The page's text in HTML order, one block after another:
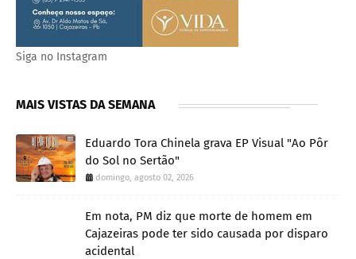
Siga no Instagram
MAIS VISTAS DA SEMANA
Eduardo Tora Chinela grava EP Visual "Ao Pôr
do Sol no Sertão"
domingo, agosto 02, 2026
Em nota, PM diz que morte de homem em
Cajazeiras pode ter sido causada por disparo
acidental